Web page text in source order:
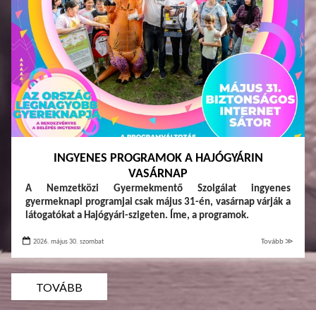
INGYENES PROGRAMOK A HAJÓGYÁRIN
VASÁRNAP
A Nemzetközi Gyermekmentő Szolgálat ingyenes
gyermeknapi programjai csak május 31-én, vasárnap várják a
látogatókat a Hajógyári-szigeten. Íme, a programok.
2026. május 30. szombat Tovább ≫
TOVÁBB